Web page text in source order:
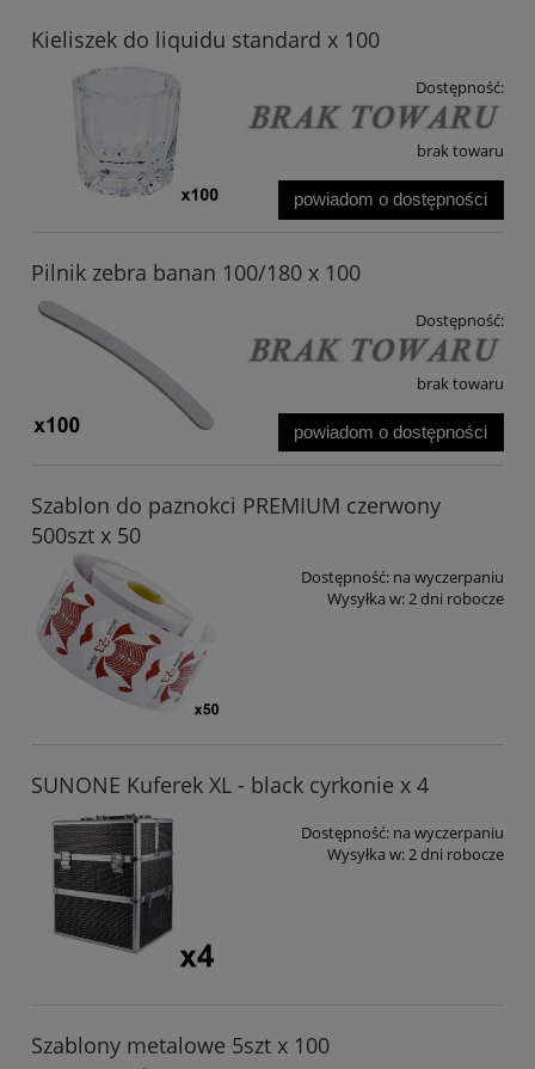
Kieliszek do liquidu standard x 100
Dostępność:
brak towaru
powiadom o dostępności
Pilnik zebra banan 100/180 x 100
Dostępność:
brak towaru
powiadom o dostępności
Szablon do paznokci PREMIUM czerwony
500szt x 50
Dostępność: na wyczerpaniu
Wysyłka w:2 dni robocze
SUNONE Kuferek XL - black cyrkonie x 4
Dostępność: na wyczerpaniu
Wysyłka w:2 dni robocze
Szablony metalowe 5szt x 100